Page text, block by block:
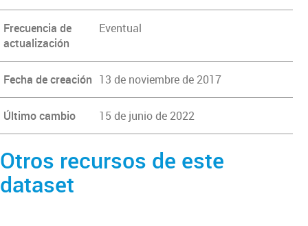
Frecuencia de
actualización
Eventual
Fecha de creación 13 de noviembre de 2017
Último cambio 15 de junio de 2022
Otros recursos de este
dataset